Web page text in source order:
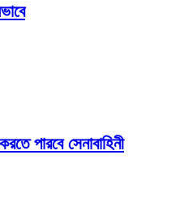
পারবে সেনাবাহিনী